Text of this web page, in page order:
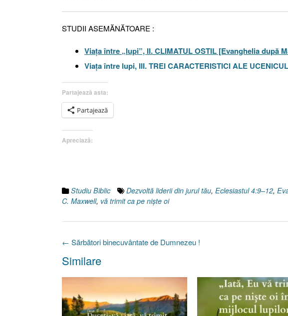
STUDII ASEMĂNĂTOARE :
Viaţa între „lupi”, II. CLIMATUL OSTIL [Evanghelia după
Viaţa între lupi, III. TREI CARACTERISTICI ALE
Partajează asta:
Partajează
Apreciază:
Studiu Biblic Dezvoltă liderii din jurul tău, Eclesiastul 4:9–12,
C. Maxwell, vă trimit ca pe nişte oi
Post
← Sărbători binecuvântate de Dumnezeu !
Similare